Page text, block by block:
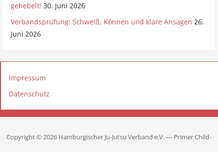
gehebelt! 30. Juni 2026
Verbandsprüfung: Schweiß, Können und klare Ansagen 26.
Juni 2026
Impressum
Datenschutz
Copyright © 2026 Hamburgischer Ju-Jutsu Verband e.V. — Primer Child-